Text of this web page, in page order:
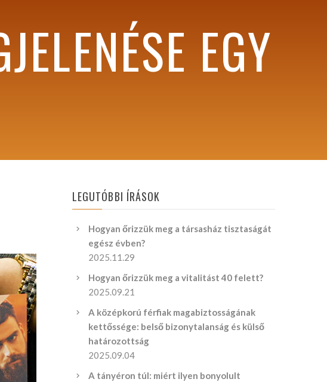
EGY
LEGUTÓBBI ÍRÁSOK
Hogyan őrizzük meg a társasház tisztaságát
egész évben?
2025.11.29
Hogyan őrizzük meg a vitalitást 40 felett?
2025.09.21
A középkorú férfiak magabiztosságának
kettőssége: belső bizonytalanság és külső
határozottság
2025.09.04
A tányéron túl: miért ilyen bonyolult